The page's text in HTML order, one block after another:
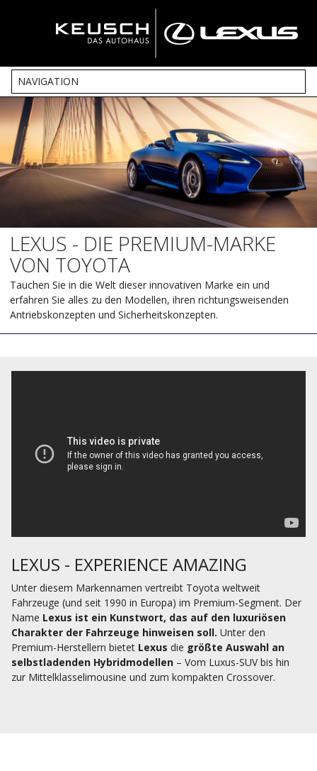
Direkt
zum
Inhalt
NAVIGATION
LEXUS - DIE PREMIUM-MARKE
VON TOYOTA
Tauchen Sie in die Welt dieser innovativen Marke ein und
erfahren Sie alles zu den Modellen, ihren richtungsweisenden
Antriebskonzepten und Sicherheitskonzepten.
LEXUS - EXPERIENCE AMAZING
Unter diesem Markennamen vertreibt Toyota weltweit
Fahrzeuge (und seit 1990 in Europa) im Premium-Segment. Der
Name Lexus ist ein Kunstwort, das auf den luxuriösen
Charakter der Fahrzeuge hinweisen soll. Unter den
Premium-Herstellern bietet Lexus die größte Auswahl an
selbstladenden Hybridmodellen – Vom Luxus-SUV bis hin
zur Mittelklasselimousine und zum kompakten Crossover.